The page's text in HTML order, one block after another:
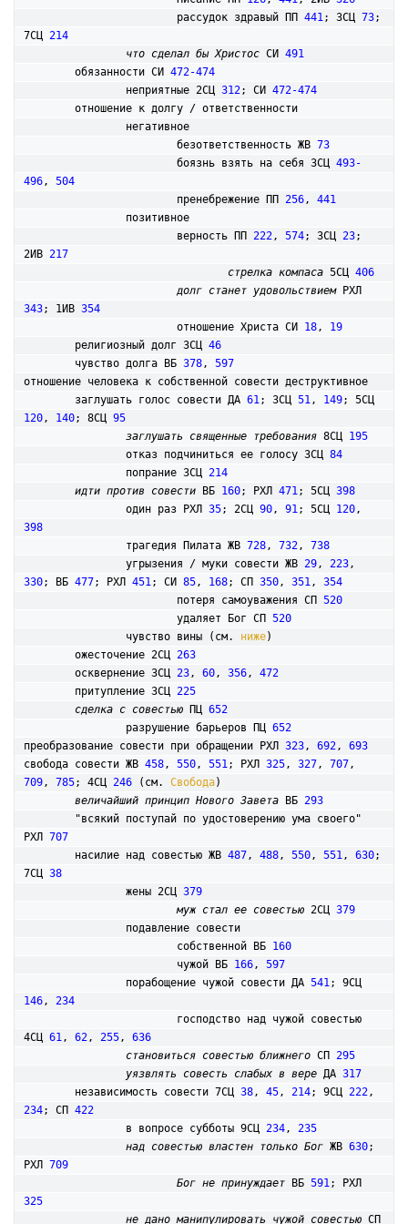
			рассудок здравый ПП
441; 3СЦ 73;
7СЦ 214
что сделал бы Христос СИ 491
	обязанности СИ
472-474
		неприятные 2СЦ
312; СИ 472-474
			безответственность ЖВ
73
			боязнь взять на себя 3СЦ
493-
496, 504
			пренебрежение ПП
256, 441
			верность ПП
222, 574; 3СЦ 23;
2ИВ 217
стрелка компаса 5СЦ 406
долг станет удовольствием
343; 1ИВ 354
			отношение Христа СИ
18, 19
	религиозный долг 3СЦ
46
	чувство долга ВБ
378, 597
отношение человека к собственной совести деструктивное
	заглушать голос совести ДА
61; 3СЦ 51, 149
120, 140; 8СЦ 95
заглушать священные требования 8СЦ 195
		отказ подчиниться ее голосу 3СЦ
84
		попрание 3СЦ
214
идти против совести ВБ 160; РХЛ 471; 5СЦ 398
		один раз РХЛ
35; 2СЦ 90, 91; 5СЦ 120
398
		трагедия Пилата ЖВ
728, 732, 738
		угрызения / муки совести ЖВ
29, 223
330; ВБ 477; РХЛ 451; СИ 85, 168; СП 350, 351, 354
			потеря самоуважения СП
520
			удаляет Бог СП
520
		чувство вины (см.
ниже)
	ожесточение 2СЦ
263
	осквернение 3СЦ
23, 60, 356, 472
	притупление 3СЦ
225
сделка с совестью ПЦ 652
		разрушение барьеров ПЦ
652
преобразование совести при обращении РХЛ 323, 692, 693
свобода совести ЖВ 458, 550, 551; РХЛ 325, 327, 707
709, 785; 4СЦ 246 (см. Свобода)
величайший принцип Нового Завета ВБ 293
РХЛ 707
	насилие над совестью ЖВ
487, 488, 550, 551, 630;
7СЦ 38
		жены 2СЦ
379
муж стал ее совестью 2СЦ 379
			собственной ВБ
160
			чужой ВБ
166, 597
		порабощение чужой совести ДА
541
146, 234
4СЦ 61, 62, 255, 636
становиться совестью ближнего СП 295
уязвлять совесть слабых в вере ДА 317
	независимость совести 7СЦ
38, 45, 214; 9СЦ 222
234; СП 422
		в вопросе субботы 9СЦ
234, 235
над совестью властен только Бог ЖВ 630;
РХЛ 709
Бог не принуждает ВБ 591
325
не дано манипулировать чужой совестью